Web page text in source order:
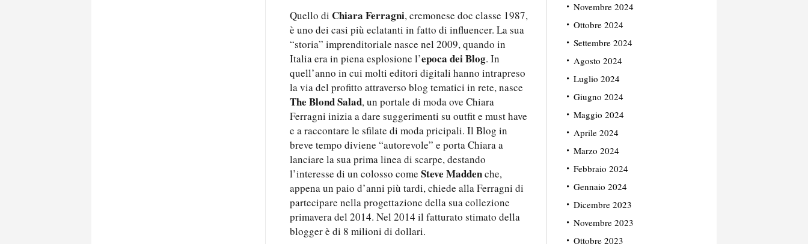
Quello di Chiara Ferragni, cremonese doc classe 1987,
è uno dei casi più eclatanti in fatto di influencer. La sua
“storia” imprenditoriale nasce nel 2009, quando in
Italia era in piena esplosione l’epoca dei Blog. In
quell’anno in cui molti editori digitali hanno intrapreso
la via del profitto attraverso blog tematici in rete, nasce
The Blond Salad, un portale di moda ove Chiara
Ferragni inizia a dare suggerimenti su outfit e must have
e a raccontare le sfilate di moda pricipali. Il Blog in
breve tempo diviene “autorevole” e porta Chiara a
lanciare la sua prima linea di scarpe, destando
l’interesse di un colosso come Steve Maddenche,
appena un paio d’anni più tardi, chiede alla Ferragni di
partecipare nella progettazione della sua collezione
primavera del 2014. Nel 2014 il fatturato stimato della
blogger è di 8 milioni di dollari.
Novembre 2024
Ottobre 2024
Settembre 2024
Agosto 2024
Luglio 2024
Giugno 2024
Maggio 2024
Aprile 2024
Marzo 2024
Febbraio 2024
Gennaio 2024
Dicembre 2023
Novembre 2023
Ottobre 2023